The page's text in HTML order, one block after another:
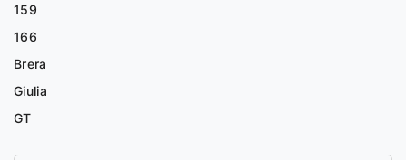
159
166
Brera
Giulia
GT